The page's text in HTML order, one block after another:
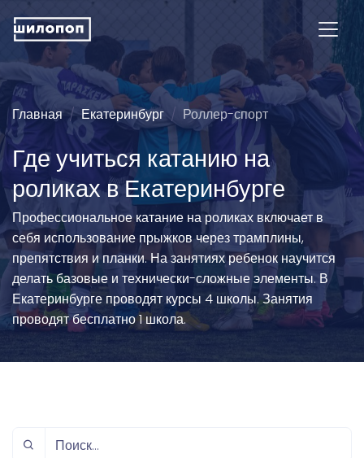
Главная Екатеринбург Роллер-спорт
Где учиться катанию на
роликах в Екатеринбурге
Профессиональное катание на роликах включает в
себя использование прыжков через трамплины,
препятствия и планки. На занятиях ребенок научится
делать базовые и технически-сложные элементы. В
Екатеринбурге проводят курсы 4 школы. Занятия
проводят бесплатно 1 школа.